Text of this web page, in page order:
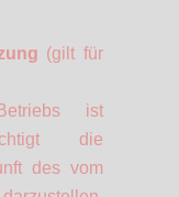
(gilt für
ist
die
des vom